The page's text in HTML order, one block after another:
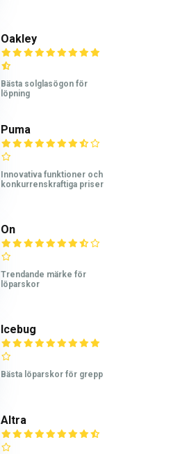
Oakley
Bästa solglasögon för
löpning
Puma
Innovativa funktioner och
konkurrenskraftiga priser
On
Trendande märke för
löparskor
Icebug
Bästa löparskor för grepp
Altra